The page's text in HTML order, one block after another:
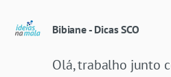
Bibiane - Dicas SCO
Olá, trabalho junto